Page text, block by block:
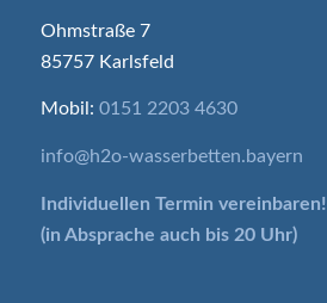
Ohmstraße 7
85757 Karlsfeld
Mobil: 0151 2203 4630
info@h2o-wasserbetten.bayern
Individuellen Termin vereinbaren!
(in Absprache auch bis 20 Uhr)